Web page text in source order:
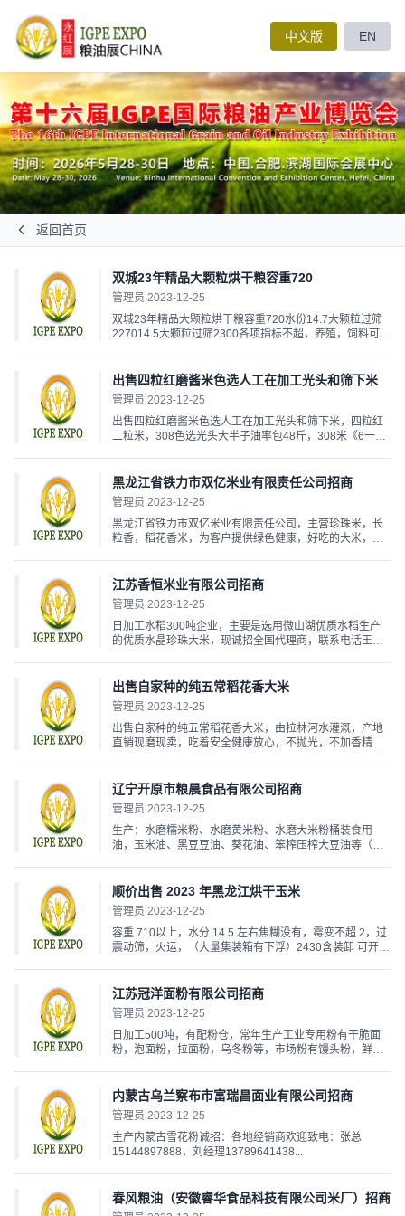
中文版 EN
返回首页
双城23年精品大颗粒烘干粮容重720
管理员 2023-12-25
双城23年精品大颗粒烘干粮容重720水份14.7大颗粒过筛
227014.5大颗粒过筛2300各项指标不超，养殖，饲料可装
出售四粒红磨酱米色选人工在加工光头和筛下米
管理员 2023-12-25
出售四粒红磨酱米色选人工在加工光头和筛下米，四粒红
二粒米，308色选光头大半子油率包48斤，308米《6一
黑龙江省铁力市双亿米业有限责任公司招商
管理员 2023-12-25
黑龙江省铁力市双亿米业有限责任公司，主营珍珠米，长
粒香，稻花香米，为客户提供绿色健康，好吃的大米，双
江苏香恒米业有限公司招商
管理员 2023-12-25
日加工水稻300吨企业，主要是选用微山湖优质水稻生产
的优质水晶珍珠大米，现诚招全国代理商，联系电话王总
出售自家种的纯五常稻花香大米
管理员 2023-12-25
出售自家种的纯五常稻花香大米，由拉林河水灌溉，产地
直销现磨现卖，吃着安全健康放心，不抛光，不加香精，
儿，剩饭不回生。咱家的稻花香大米都是现磨的，口感更
好，米...
辽宁开原市粮晨食品有限公司招商
管理员 2023-12-25
生产：水磨糯米粉、水磨黄米粉、水磨大米粉桶装食用
油，玉米油、黑豆豆油、葵花油、笨榨压榨大豆油等（各
顺价出售 2023 年黑龙江烘干玉米
管理员 2023-12-25
容重 710以上，水分 14.5 左右焦糊没有，霉变不超 2，过
震动筛，火运，（大量集装箱有下浮）2430含装卸 可开发
江苏冠洋面粉有限公司招商
管理员 2023-12-25
日加工500吨，有配粉仓，常年生产工业专用粉有干脆面
粉，泡面粉，拉面粉，乌冬粉等，市场粉有馒头粉，鲜面
内蒙古乌兰察布市富瑞昌面业有限公司招商
管理员 2023-12-25
主产内蒙古雪花粉诚招：各地经销商欢迎致电：张总
15144897888，刘经理13789641438...
春风粮油（安徽睿华食品科技有限公司米厂）招商